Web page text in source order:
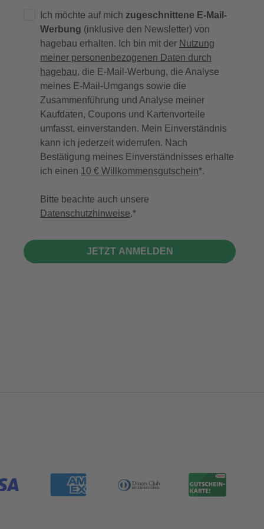
Ich möchte auf mich zugeschnittene E-Mail-
Werbung (inklusive den Newsletter) von
hagebau erhalten. Ich bin mit der Nutzung
meiner personenbezogenen Daten durch
hagebau, die E-Mail-Werbung, die Analyse
meines E-Mail-Umgangs sowie die
Zusammenführung und Analyse meiner
Kaufdaten, Coupons und Kartenvorteile
umfasst, einverstanden. Mein Einverständnis
kann ich jederzeit widerrufen. Nach
Bestätigung meines Einverständnisses erhalte
ich einen 10 € Willkommensgutschein*.
Bitte beachte auch unsere
Datenschutzhinweise.
JETZT ANMELDEN